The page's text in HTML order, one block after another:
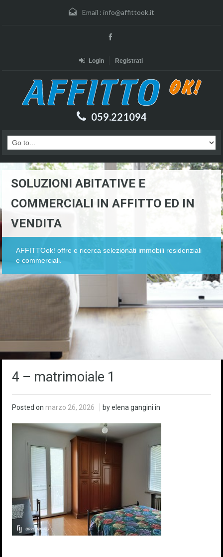
Email : info@affittook.it
Login Registrati
059.221094
SOLUZIONI ABITATIVE E
COMMERCIALI IN AFFITTO ED IN
VENDITA
AFFITTOok! offre e ricerca selezionati immobili residenziali
e commerciali.
4 – matrimoiale 1
Posted on marzo 26, 2026 by elena gangini in